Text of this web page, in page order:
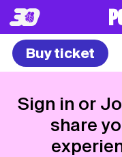
Buy ticket
Sign in or
share